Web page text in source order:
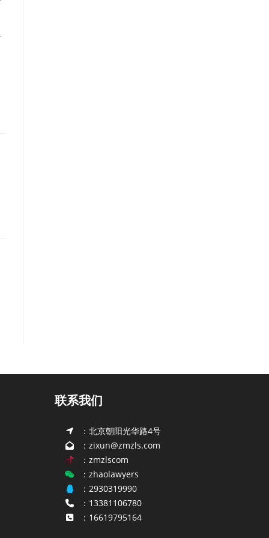
联系我们
：北京朝阳光华路4号
：zixun@zmzls.com
：zmzlscom
：zhaolawyers
：2930319990
：13381106780
：16619795164